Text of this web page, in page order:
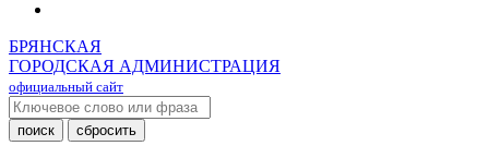
БРЯНСКАЯ
ГОРОДСКАЯ АДМИНИСТРАЦИЯ
официальный сайт